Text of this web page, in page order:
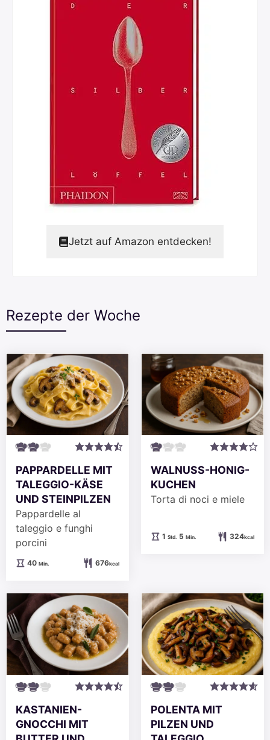
Jetzt auf Amazon entdecken!
Rezepte der Woche
PAPPARDELLE MIT
TALEGGIO-KÄSE
UND STEINPILZEN
Pappardelle al
taleggio e funghi
porcini
40Minuten
Min. 676kcal
WALNUSS-HONIG-
KUCHEN
Torta di noci e miele
1Stunde
Std. 5Minuten
Min. 324kcal
KASTANIEN-
GNOCCHI MIT
POLENTA MIT
PILZEN UND